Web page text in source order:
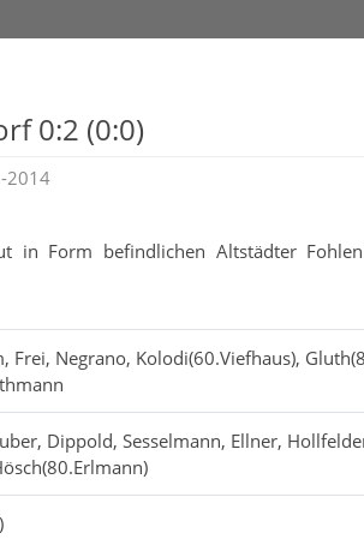
0:2 (0:0)
2014
in Form befindlichen Altstädter
Frei, Negrano, Kolodi(60.Viefhaus),
Dippold, Sesselmann, Ellner,